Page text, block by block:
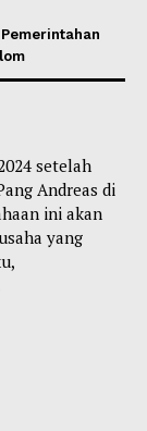
Pemerintahan
setelah
Andreas di
ini akan
yang